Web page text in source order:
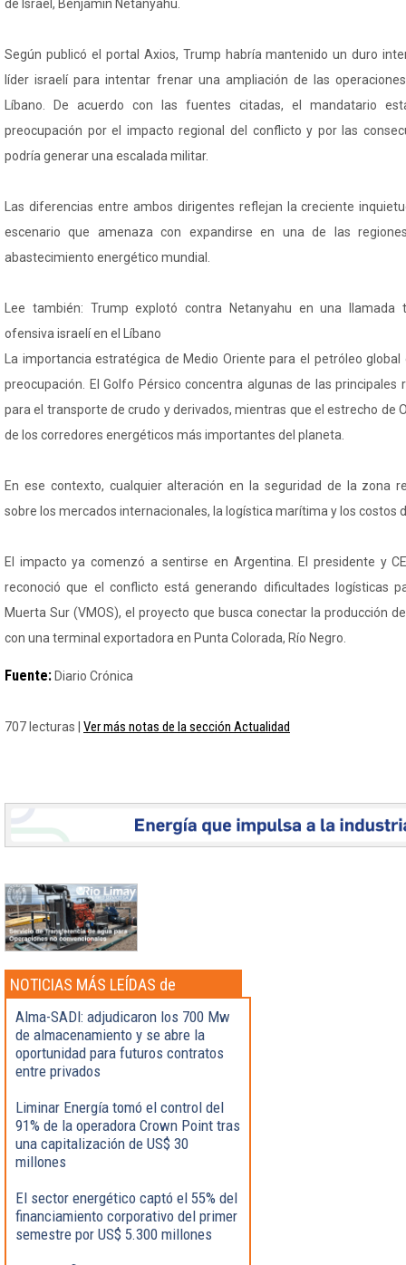
de Israel, Benjamin Netanyahu.
Según publicó el portal Axios, Trump habría mantenido un duro
líder israelí para intentar frenar una ampliación de las
Líbano. De acuerdo con las fuentes citadas, el mandatario
preocupación por el impacto regional del conflicto y por las
podría generar una escalada militar.
Las diferencias entre ambos dirigentes reflejan la creciente
escenario que amenaza con expandirse en una de las
abastecimiento energético mundial.
Lee también: Trump explotó contra Netanyahu en una
ofensiva israelí en el Líbano
La importancia estratégica de Medio Oriente para el petróleo
preocupación. El Golfo Pérsico concentra algunas de las
para el transporte de crudo y derivados, mientras que el estrecho de
de los corredores energéticos más importantes del planeta.
En ese contexto, cualquier alteración en la seguridad de la zona
sobre los mercados internacionales, la logística marítima y los costos
El impacto ya comenzó a sentirse en Argentina. El presidente y
reconoció que el conflicto está generando dificultades logísticas
Muerta Sur (VMOS), el proyecto que busca conectar la producción
con una terminal exportadora en Punta Colorada, Río Negro.
Fuente: Diario Crónica
707 lecturas | Ver más notas de la sección Actualidad
NOTICIAS MÁS LEÍDAS de
Actualidad
Alma-SADI: adjudicaron los 700 Mw
de almacenamiento y se abre la
oportunidad para futuros contratos
entre privados
Liminar Energía tomó el control del
91% de la operadora Crown Point tras
una capitalización de US$ 30
millones
El sector energético captó el 55% del
financiamiento corporativo del primer
semestre por US$ 5.300 millones